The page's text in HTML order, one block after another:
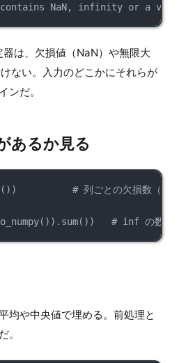
contains NaN, infinity or a
は、欠損値（NaN）や無限大
ない。入力のどこかにそれらが
ンだ。
あるか見る
()) # 列ごとの欠損数（
()). sum()) # inf の数
均や中央値で埋める。前処理と
。